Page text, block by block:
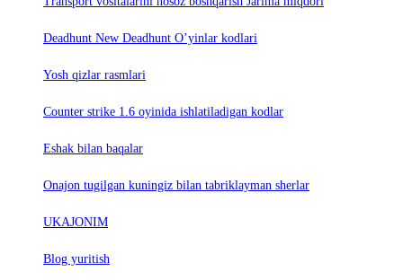
Deadhunt New Deadhunt O’yinlar kodlari
Yosh qizlar rasmlari
Counter strike 1.6 oyinida ishlatiladigan kodlar
Eshak bilan baqalar
Onajon tugilgan kuningiz bilan tabriklayman sherlar
UKAJONIM
Blog yuritish